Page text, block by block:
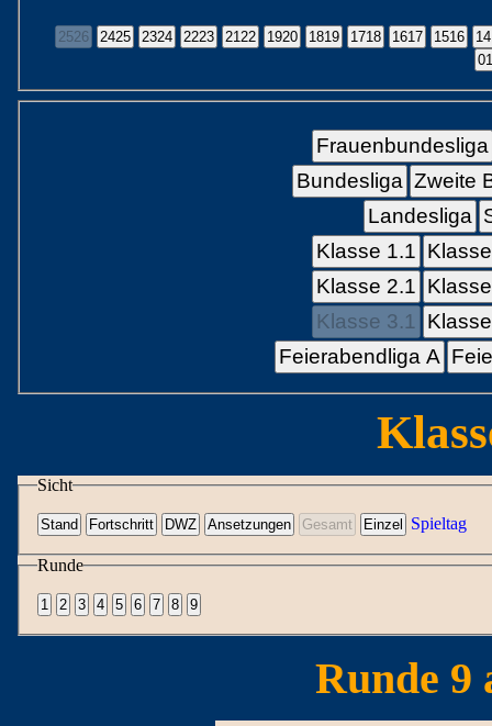
Frauenbundesliga
Bundesliga Zweite
Landesliga
Klasse 1.1
Klasse 2.1
Klasse 3.1
Feierabendliga A
Sicht
Spieltag
Runde
Runde 9